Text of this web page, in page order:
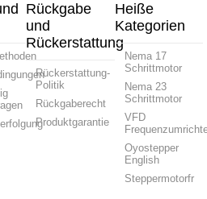
Rückgabe
und
Rückerstattung
Rückerstattung-
Politik
Rückgaberecht
Produktgarantie
Heiße
Kategorien
Nema 17
Schrittmotor
Nema 23
Schrittmotor
VFD
Oyostepper
English
Steppermotorfr